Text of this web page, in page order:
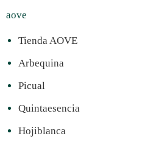
aove
Tienda AOVE
Arbequina
Picual
Quintaesencia
Hojiblanca